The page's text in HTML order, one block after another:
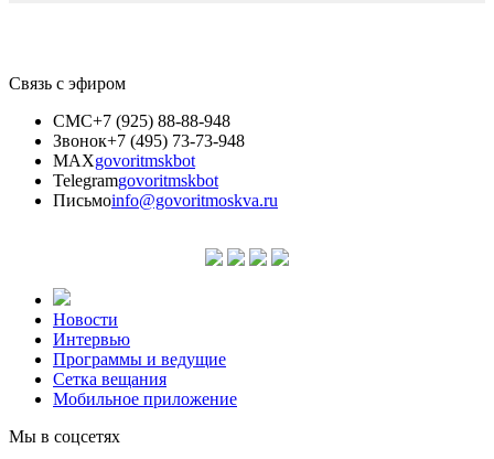
Связь с эфиром
СМС+7 (925) 88-88-948
Звонок+7 (495) 73-73-948
MAXgovoritmskbot
Telegramgovoritmskbot
Письмоinfo@govoritmoskva.ru
Новости
Интервью
Программы и ведущие
Сетка вещания
Мобильное приложение
Мы в соцсетях